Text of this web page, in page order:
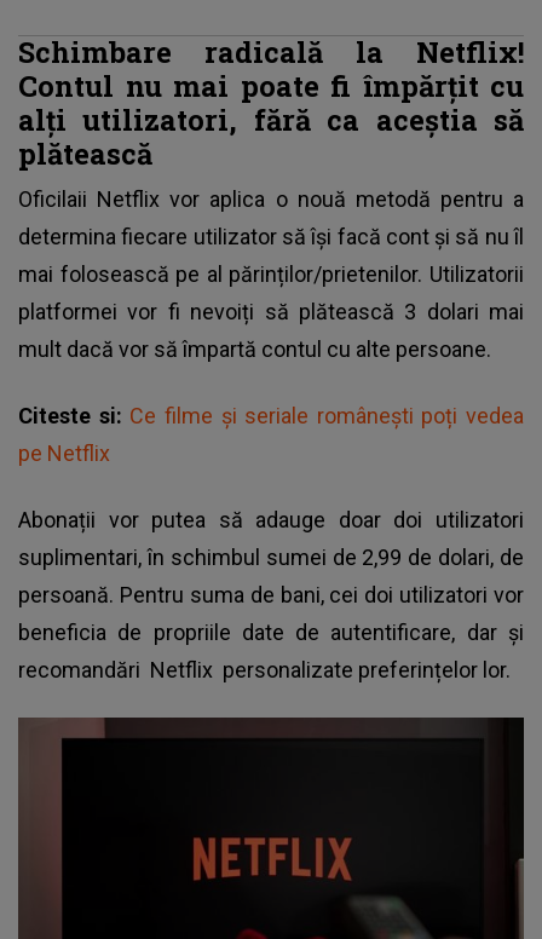
Schimbare radicală la Netflix!
Contul nu mai poate fi împărțit cu
alți utilizatori, fără ca aceștia să
plătească
Oficilaii Netflix vor aplica o nouă metodă pentru a
determina fiecare utilizator să îşi facă cont și să nu îl
mai folosească pe al părinților/prietenilor. Utilizatorii
platformei vor fi nevoiți să plătească 3 dolari mai
mult dacă vor să împartă contul cu alte persoane.
Citeste si: Ce filme și seriale românești poți vedea
pe Netflix
Abonații vor putea să adauge doar doi utilizatori
suplimentari, în schimbul sumei de 2,99 de dolari, de
persoană. Pentru suma de bani, cei doi utilizatori vor
beneficia de propriile date de autentificare, dar și
recomandări Netflix personalizate preferințelor lor.